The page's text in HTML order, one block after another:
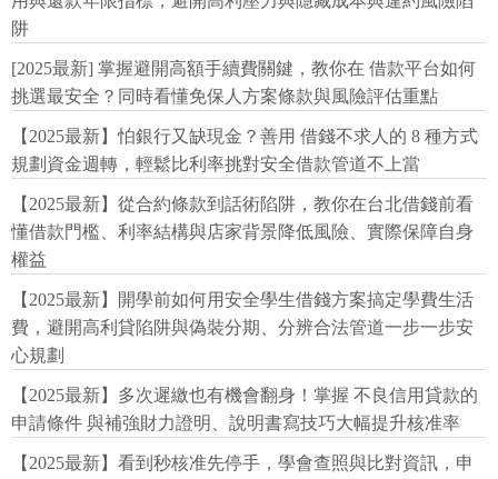
阱
[2025最新] 掌握避開高額手續費關鍵，教你在 借款平台如何
挑選最安全？同時看懂免保人方案條款與風險評估重點
【2025最新】怕銀行又缺現金？善用 借錢不求人的 8 種方式
規劃資金週轉，輕鬆比利率挑對安全借款管道不上當
【2025最新】從合約條款到話術陷阱，教你在台北借錢前看
懂借款門檻、利率結構與店家背景降低風險、實際保障自身
權益
【2025最新】開學前如何用安全學生借錢方案搞定學費生活
費，避開高利貸陷阱與偽裝分期、分辨合法管道一步一步安
心規劃
【2025最新】多次遲繳也有機會翻身！掌握 不良信用貸款的
申請條件 與補強財力證明、說明書寫技巧大幅提升核准率
【2025最新】看到秒核准先停手，學會查照與比對資訊，申